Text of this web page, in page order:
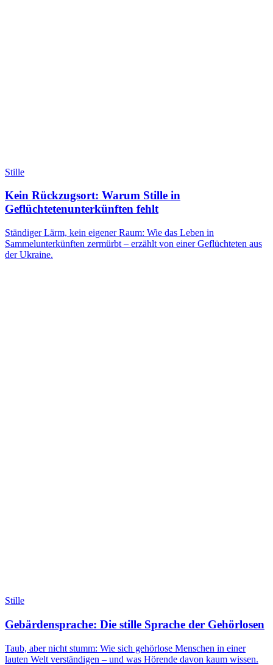
Stille
Kein Rückzugsort: Warum Stille in
Geflüchtetenunterkünften fehlt
Ständiger Lärm, kein eigener Raum: Wie das Leben in
Sammelunterkünften zermürbt – erzählt von einer Geflüchteten aus
der Ukraine.
Stille
Gebärdensprache: Die stille Sprache der Gehörlosen
Taub, aber nicht stumm: Wie sich gehörlose Menschen in einer
lauten Welt verständigen – und was Hörende davon kaum wissen.